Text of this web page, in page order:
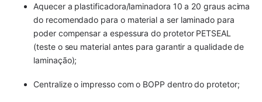
Aquecer a plastificadora/laminadora 10 a 20 graus acima
do recomendado para o material a ser laminado para
poder compensar a espessura do protetor PETSEAL
(teste o seu material antes para garantir a qualidade de
laminação);
Centralize o impresso com o BOPP dentro do protetor;